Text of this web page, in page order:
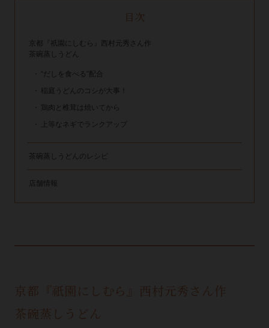
目次
京都『祇園にしむら』西村元秀さん作
茶碗蒸しうどん
“だしを食べる”配合
稲庭うどんのコシが大事！
鶏肉と椎茸は焼いてから
上等なネギでランクアップ
茶碗蒸しうどんのレシピ
店舗情報
京都『祇園にしむら』西村元秀さん作
茶碗蒸しうどん